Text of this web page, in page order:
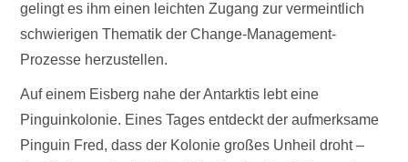
gelingt es ihm einen leichten Zugang zur vermeintlich
schwierigen Thematik der Change-Management-
Prozesse herzustellen.
Auf einem Eisberg nahe der Antarktis lebt eine
Pinguinkolonie. Eines Tages entdeckt der aufmerksame
Pinguin Fred, dass der Kolonie großes Unheil droht –